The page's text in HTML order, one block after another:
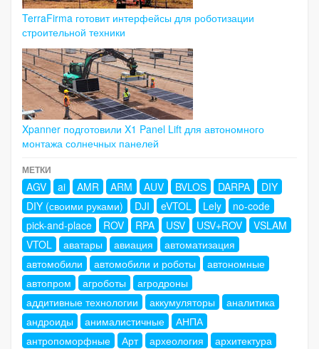
TerraFirma готовит интерфейсы для роботизации
строительной техники
Xpanner подготовили X1 Panel Lift для автономного
монтажа солнечных панелей
МЕТКИ
AGV ai AMR ARM AUV BVLOS DARPA
DIY
DIY (своими руками)
DJI eVTOL Lely
no-code
pick-and-place
ROV RPA USV USV+ROV
VSLAM
VTOL
аватары авиация
автоматизация
автомобили
автомобили и роботы
автономные
автопром
агроботы
агродроны
аддитивные технологии
аккумуляторы
аналитика
андроиды
анималистичные
АНПА
антропоморфные
Арт археология
архитектура